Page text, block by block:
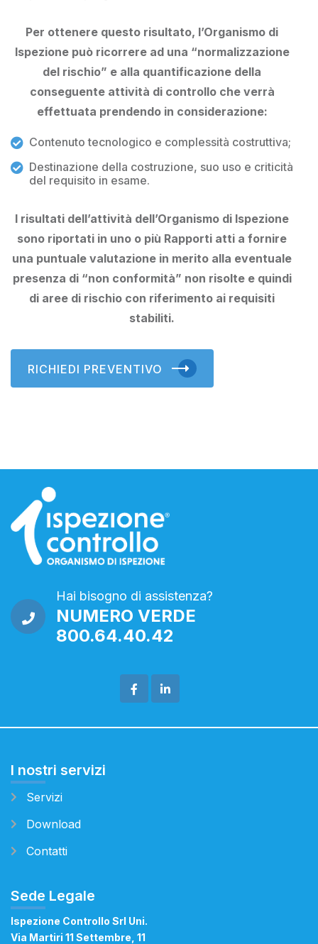
Per ottenere questo risultato, l’Organismo di
Ispezionepuò ricorrere ad una “normalizzazione
del rischio” e alla quantificazione della
conseguente attività di controllo che verrà
effettuata prendendo in considerazione:
Contenuto tecnologico e complessità costruttiva;
Destinazione della costruzione, suo uso e criticità
del requisito in esame.
I risultati dell’attività dell’Organismo di Ispezione
sono riportati in uno o più Rapporti atti a fornire
una puntuale valutazione in merito alla eventuale
presenza di “non conformità” non risolte e quindi
di aree di rischio con riferimento ai requisiti
stabiliti.
RICHIEDI PREVENTIVO
Hai bisogno di assistenza?
NUMERO VERDE
800.64.40.42
I nostri servizi
Servizi
Download
Contatti
Sede Legale
Ispezione Controllo Srl Uni.
Via Martiri 11 Settembre, 11